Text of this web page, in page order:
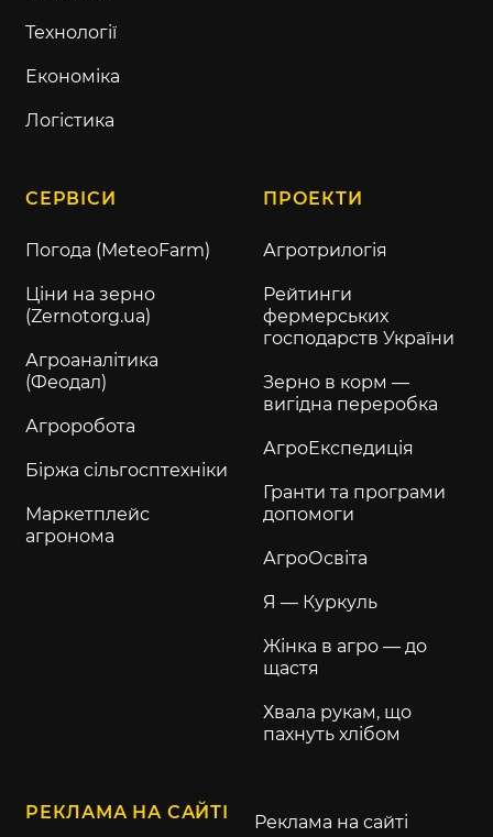
Технології
Економіка
Логістика
СЕРВІСИ
Погода (MeteoFarm)
Ціни на зерно
(Zernotorg.ua)
Агроаналітика
(Феодал)
Агроробота
Біржа сільгосптехніки
Маркетплейс
агронома
ПРОЕКТИ
Агротрилогія
Рейтинги
фермерських
господарств України
Зерно в корм —
вигідна переробка
АгроЕкспедиція
Гранти та програми
допомоги
АгроОсвіта
Я — Куркуль
Жінка в агро — до
щастя
Хвала рукам, що
пахнуть хлібом
РЕКЛАМА НА САЙТІ Реклама на сайті